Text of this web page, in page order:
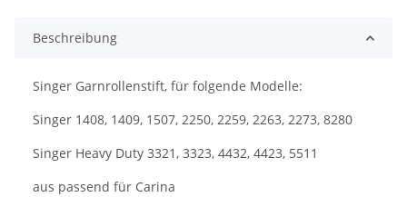
Beschreibung
Singer Garnrollenstift, für folgende Modelle:
Singer 1408, 1409, 1507, 2250, 2259, 2263, 2273, 8280
Singer Heavy Duty 3321, 3323, 4432, 4423, 5511
aus passend für Carina